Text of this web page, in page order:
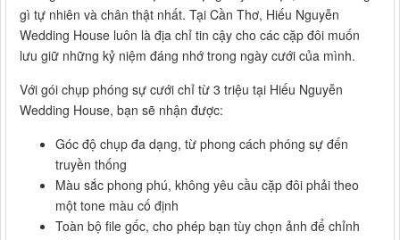
gì tự nhiên và chân thật nhất. Tại Cần Thơ, Hiếu Nguyễn
Wedding House luôn là địa chỉ tin cậy cho các cặp đôi muốn
lưu giữ những kỷ niệm đáng nhớ trong ngày cưới của mình.
Với gói chụp phóng sự cưới chỉ từ 3 triệu tại Hiếu Nguyễn
Wedding House, bạn sẽ nhận được:
Góc độ chụp đa dạng, từ phong cách phóng sự đến
truyền thống
Màu sắc phong phú, không yêu cầu cặp đôi phải theo
một tone màu cố định
Toàn bộ file gốc, cho phép bạn tùy chọn ảnh để chỉnh